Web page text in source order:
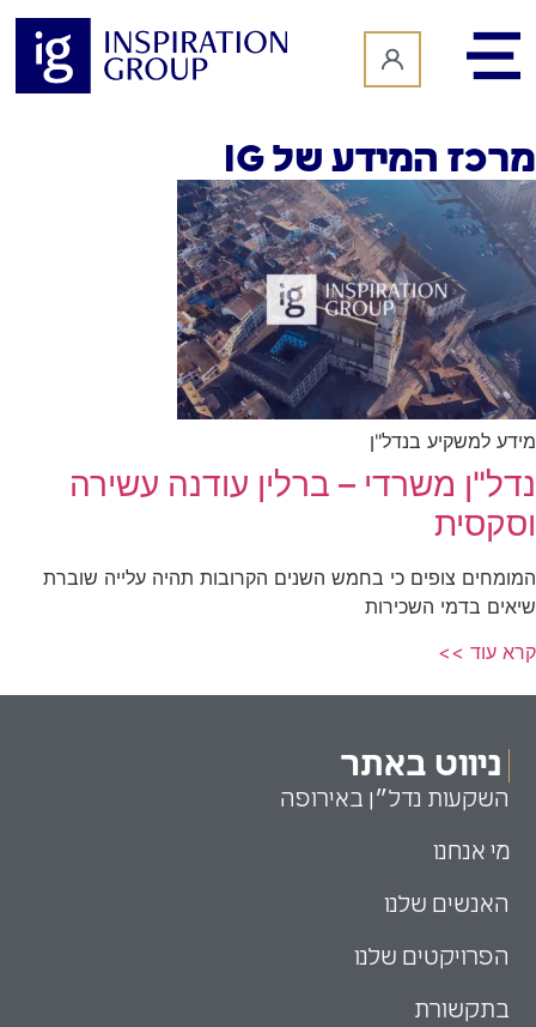
מרכז המידע של IG
מידע למשקיע בנדל"ן
נדל"ן משרדי – ברלין עודנה עשירה
וסקסית
המומחים צופים כי בחמש השנים הקרובות תהיה עלייה שוברת
שיאים בדמי השכירות
קרא עוד >>
ניווט באתר
השקעות נדל״ן באירופה
מי אנחנו
האנשים שלנו
הפרויקטים שלנו
בתקשורת